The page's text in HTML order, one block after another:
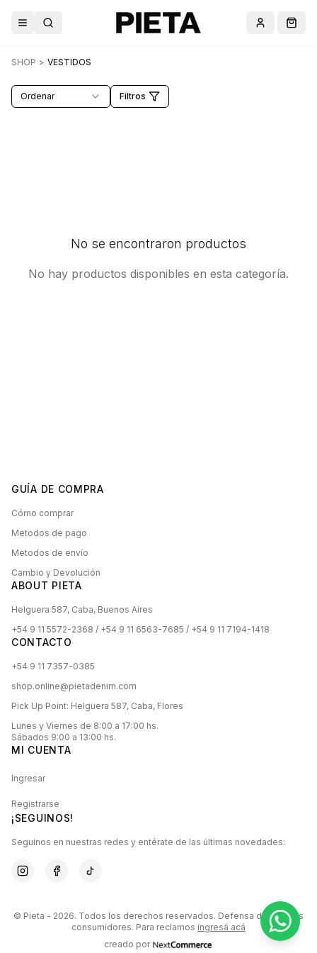
Abrir menú
Buscar Cuenta
SHOP > VESTIDOS
Ordenar Filtros
No se encontraron productos
No hay productos disponibles en esta categoría.
GUÍA DE COMPRA
Cómo comprar
Metodos de pago
Metodos de envío
Cambio y Devolución
ABOUT PIETA
Helguera 587, Caba, Buenos Aires
+54 9 11 5572-2368 / +54 9 11 6563-7685 / +54 9 11 7194-1418
CONTACTO
+54 9 11 7357-0385
shop.online@pietadenim.com
Pick Up Point: Helguera 587, Caba, Flores
Lunes y Viernes de 8:00 a 17:00 hs.
Sábados 9:00 a 13:00 hs.
MI CUENTA
Ingresar
Registrarse
¡SEGUINOS!
Seguinos en nuestras redes y entérate de las últimas novedades:
© Pieta - 2026. Todos los derechos reservados. Defensa de las y los
consumidores. Para reclamos ingresá acá
creado por